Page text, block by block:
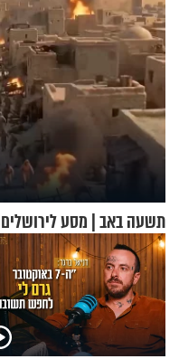
תשעה באב | מסע